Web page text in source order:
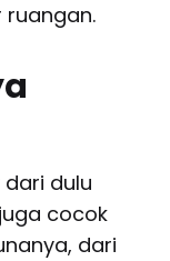
dari dulu
cocok
dari